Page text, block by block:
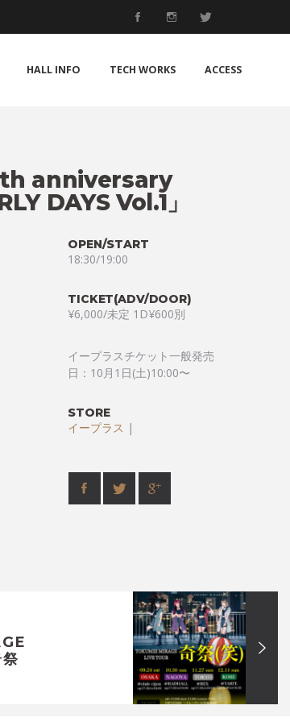
HALL INFO TECH WORKS ACCESS
anniversary
DAYS Vol.1」
OPEN/START
18:30/19:00
TICKET(ADV/DOOR)
¥6,000/未定 1D¥600別
イープラスチケット一般発売
日：10月1日(土)10:00〜
STORE
イープラス |